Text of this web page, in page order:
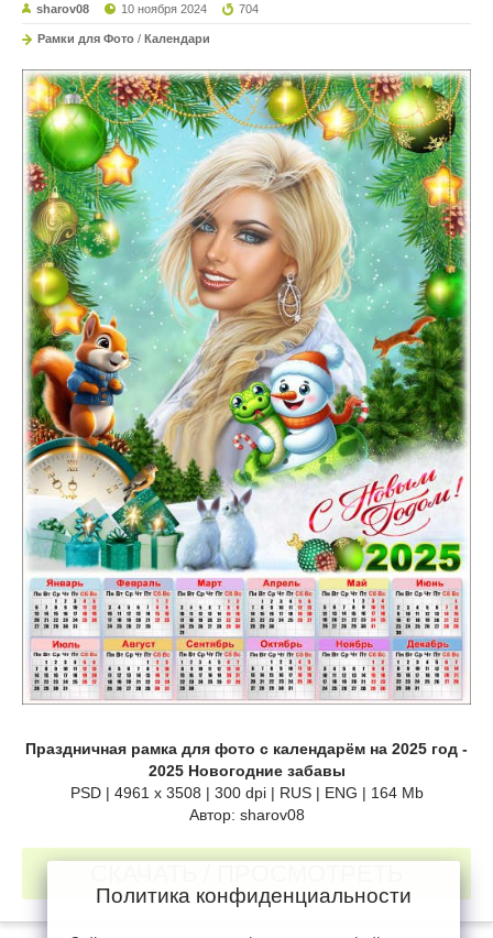
sharov08 10 ноября 2024 704
Рамки для Фото / Календари
Праздничная рамка для фото с календарём на 2025 год -
2025 Новогодние забавы
PSD | 4961 х 3508 | 300 dpi | RUS | ENG | 164 Mb
Автор: sharov08
Политика конфиденциальности